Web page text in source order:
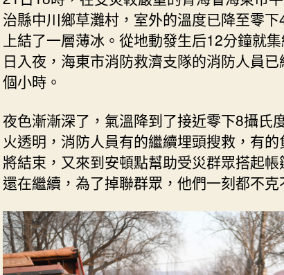
治縣中川鄉草灘村，室外的溫度已降至零
上結了一層薄冰。從地動發生后12分鐘就
日入夜，海東市消防救濟支隊的消防人員
個小時。
夜色漸漸深了，氣溫降到了接近零下8攝氏
火透明，消防人員有的繼續埋頭搜救，有
將結束，又來到安頓點幫助受災群眾搭起
還在繼續，為了掉聯群眾，他們一刻都不克